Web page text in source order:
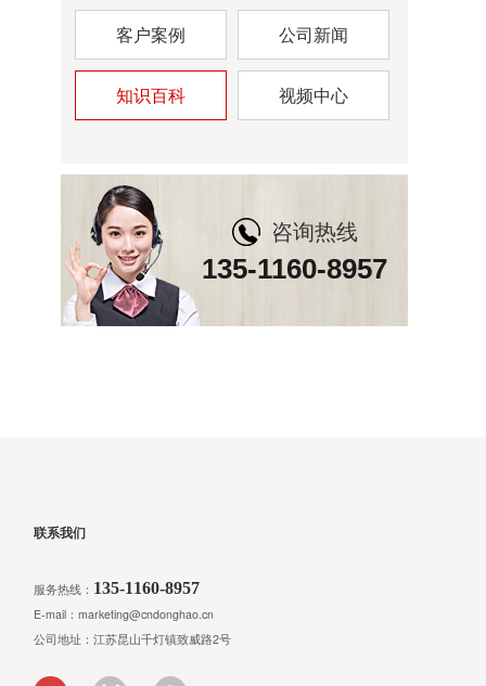
客户案例 公司新闻
知识百科 视频中心
咨询热线
135-1160-8957
联系我们
服务热线： 135-1160-8957
E-mail：marketing@cndonghao.cn
公司地址：江苏昆山千灯镇致威路2号